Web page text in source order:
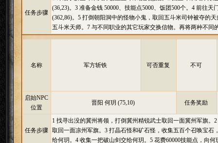
任务步骤
(36,23)。3 准备金钱 50000、技能点5000、饭团500个。4 前往
(362,86)。5 打倒朝阳洞中的怪物小鬼，取回五斗米司钟被夺的
五斗米天师。7 与不同职业的其它玩家交换信物。再将两种不同
名称 军方斩铁 可否重复 不可
启始NPC
位置
晋阳 何玥 (75,10) 任务奖励
任务步骤
1 找寻出没的冀州将领，打倒冀州精锐武士取回一面冀州军旗。
取回一面凉州军旗。3 打晶石怪和矿石怪，收集五百个召唤宝
给何玥。4 收集一把破山剑交给何玥。5 花费60000技能点，向